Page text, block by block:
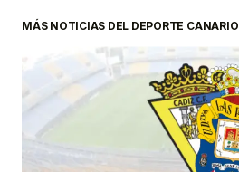
MÁS NOTICIAS DEL DEPORTE CANARIO